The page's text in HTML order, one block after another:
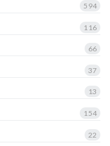
594
116
66
37
13
154
22